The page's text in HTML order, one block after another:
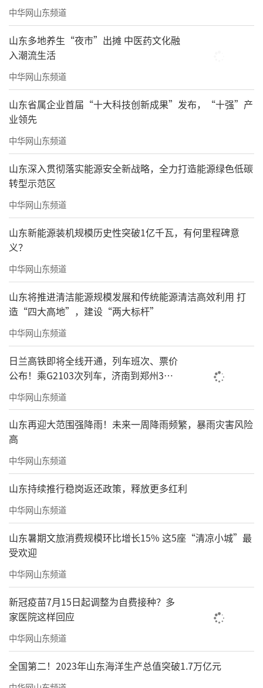
中华网山东频道
山东多地养生“夜市”出摊 中医药文化融
入潮流生活
中华网山东频道
山东省属企业首届“十大科技创新成果”发布，“十强”产
业领先
中华网山东频道
山东深入贯彻落实能源安全新战略，全力打造能源绿色低碳
转型示范区
中华网山东频道
山东新能源装机规模历史性突破1亿千瓦，有何里程碑意
义？
中华网山东频道
山东将推进清洁能源规模发展和传统能源清洁高效利用 打
造“四大高地”，建设“两大标杆”
中华网山东频道
日兰高铁即将全线开通，列车班次、票价
公布！乘G2103次列车，济南到郑州3小
时到达
中华网山东频道
山东再迎大范围强降雨！未来一周降雨频繁，暴雨灾害风险
高
中华网山东频道
山东持续推行稳岗返还政策，释放更多红利
中华网山东频道
山东暑期文旅消费规模环比增长15% 这5座“清凉小城”最
受欢迎
中华网山东频道
新冠疫苗7月15日起调整为自费接种？多
家医院这样回应
中华网山东频道
全国第二！2023年山东海洋生产总值突破1.7万亿元